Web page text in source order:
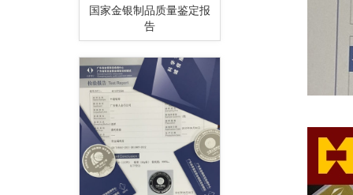
国家金银制品质量鉴定报
告